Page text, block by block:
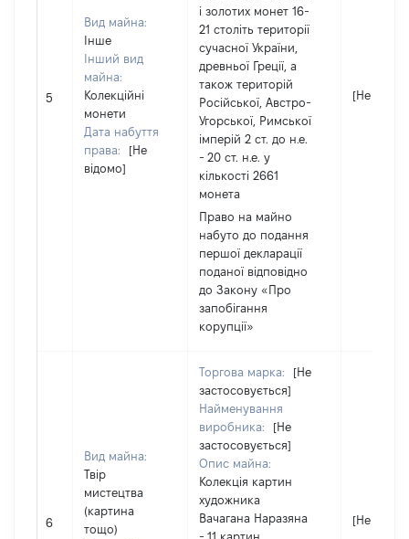
5
Вид майна:
Інше
Інший вид
майна:
Колекційні
монети
Дата набуття
права:
[Не
відомо]
і золотих монет 16-
21 століть території
сучасної України,
древньої Греції, а
також територій
Російської, Австро-
Угорської, Римської
імперій 2 ст. до н.е.
- 20 ст. н.е. у
кількості 2661
монета
Право на майно
набуто до подання
першої декларації
поданої відповідно
до Закону «Про
запобігання
корупції»
[Не
6
Вид майна:
Твір
мистецтва
(картина
тощо)
Торгова марка:
[Не
застосовується]
Найменування
виробника:
[Не
застосовується]
Опис майна:
Колекція картин
художника
Вачагана Наразяна
- 11 картин
[Не